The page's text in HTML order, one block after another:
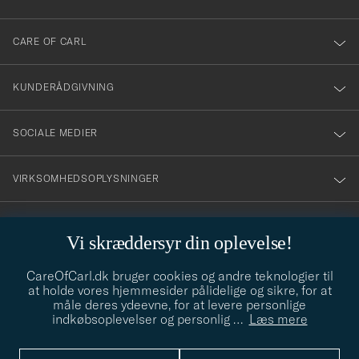
Vi skræddersyr din oplevelse!
CareOfCarl.dk bruger cookies og andre teknologier til
at holde vores hjemmesider pålidelige og sikre, for at
måle deres ydeevne, for at levere personlige
indkøbsoplevelser og personlig … Læs mere
dig
till
vårt
nyhetsbrev!
CARE OF CARL
KUNDERÅDGIVNING
SOCIALE MEDIER
VIRKSOMHEDSOPLYSNINGER
info@careofcarl.dk
Behøver du hjælp til at finde din stil? Lad os hjælpe dig, vi hjælper
gerne til!
STILRÅD